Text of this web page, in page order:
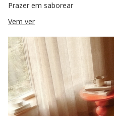
Prazer em saborear
Vem ver